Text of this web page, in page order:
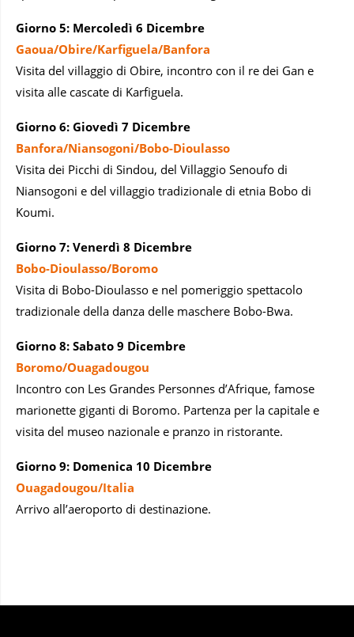
Giorno 5: Mercoledì 6 Dicembre
Gaoua/Obire/Karfiguela/Banfora
Visita del villaggio di Obire, incontro con il re dei Gan e
visita alle cascate di Karfiguela.
Giorno 6: Giovedì 7 Dicembre
Banfora/Niansogoni/Bobo-Dioulasso
Visita dei Picchi di Sindou, del Villaggio Senoufo di
Niansogoni e del villaggio tradizionale di etnia Bobo di
Koumi.
Giorno 7: Venerdì 8 Dicembre
Bobo-Dioulasso/Boromo
Visita di Bobo-Dioulasso e nel pomeriggio spettacolo
tradizionale della danza delle maschere Bobo-Bwa.
Giorno 8: Sabato 9 Dicembre
Boromo/Ouagadougou
Incontro con Les Grandes Personnes d’Afrique, famose
marionette giganti di Boromo. Partenza per la capitale e
visita del museo nazionale e pranzo in ristorante.
Giorno 9: Domenica 10 Dicembre
Ouagadougou/Italia
Arrivo all’aeroporto di destinazione.